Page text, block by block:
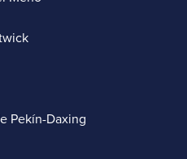
Pekín-Daxing